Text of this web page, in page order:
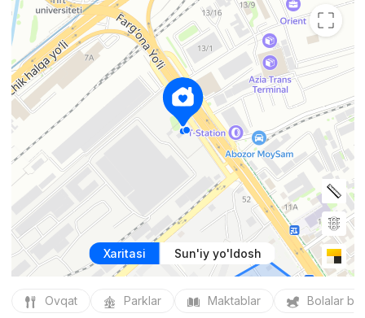
Xaritasi Sun'iy yo'ldosh
Ovqat Parklar Maktablar Bolalar